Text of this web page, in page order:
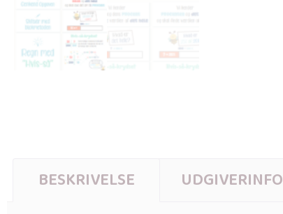
BESKRIVELSE UDGIVERINFO